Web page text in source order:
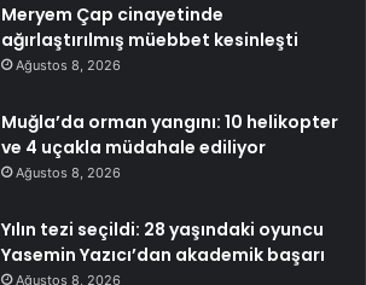
Meryem Çap cinayetinde
ağırlaştırılmış müebbet kesinleşti
Ağustos 8, 2026
Muğla’da orman yangını: 10 helikopter
ve 4 uçakla müdahale ediliyor
Ağustos 8, 2026
Yılın tezi seçildi: 28 yaşındaki oyuncu
Yasemin Yazıcı’dan akademik başarı
Ağustos 8, 2026